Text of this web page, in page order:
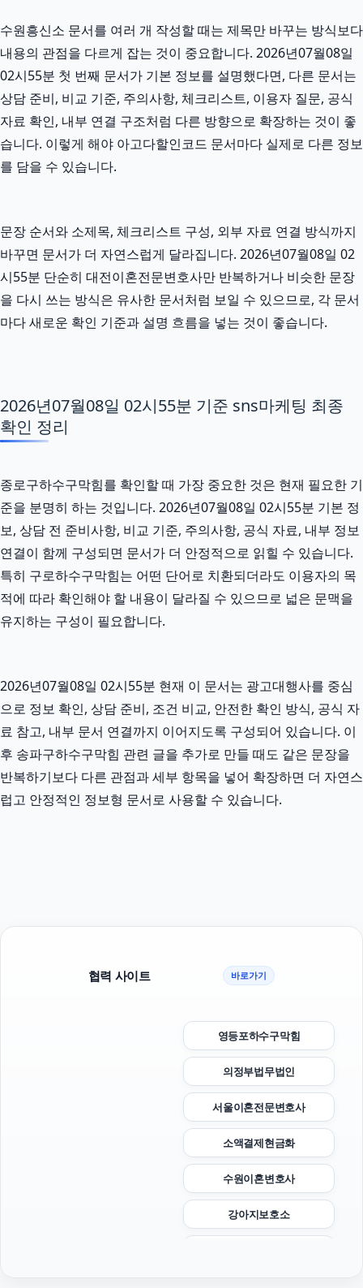
수원흥신소 문서를 여러 개 작성할 때는 제목만 바꾸는 방식보다
내용의 관점을 다르게 잡는 것이 중요합니다. 2026년07월08일
02시55분 첫 번째 문서가 기본 정보를 설명했다면, 다른 문서는
상담 준비, 비교 기준, 주의사항, 체크리스트, 이용자 질문, 공식
자료 확인, 내부 연결 구조처럼 다른 방향으로 확장하는 것이 좋
습니다. 이렇게 해야 아고다할인코드 문서마다 실제로 다른 정보
를 담을 수 있습니다.
문장 순서와 소제목, 체크리스트 구성, 외부 자료 연결 방식까지
바꾸면 문서가 더 자연스럽게 달라집니다. 2026년07월08일 02
시55분 단순히 대전이혼전문변호사만 반복하거나 비슷한 문장
을 다시 쓰는 방식은 유사한 문서처럼 보일 수 있으므로, 각 문서
마다 새로운 확인 기준과 설명 흐름을 넣는 것이 좋습니다.
2026년07월08일 02시55분 기준 sns마케팅 최종
확인 정리
종로구하수구막힘를 확인할 때 가장 중요한 것은 현재 필요한 기
준을 분명히 하는 것입니다. 2026년07월08일 02시55분 기본 정
보, 상담 전 준비사항, 비교 기준, 주의사항, 공식 자료, 내부 정보
연결이 함께 구성되면 문서가 더 안정적으로 읽힐 수 있습니다.
특히 구로하수구막힘는 어떤 단어로 치환되더라도 이용자의 목
적에 따라 확인해야 할 내용이 달라질 수 있으므로 넓은 문맥을
유지하는 구성이 필요합니다.
2026년07월08일 02시55분 현재 이 문서는 광고대행사를 중심
으로 정보 확인, 상담 준비, 조건 비교, 안전한 확인 방식, 공식 자
료 참고, 내부 문서 연결까지 이어지도록 구성되어 있습니다. 이
후 송파구하수구막힘 관련 글을 추가로 만들 때도 같은 문장을
반복하기보다 다른 관점과 세부 항목을 넣어 확장하면 더 자연스
럽고 안정적인 정보형 문서로 사용할 수 있습니다.
협력 사이트 바로가기
영등포하수구막힘
의정부법무법인
서울이혼전문변호사
소액결제현금화
수원이혼변호사
강아지보호소